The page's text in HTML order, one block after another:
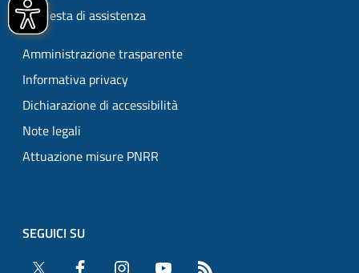
Richiesta di assistenza
Amministrazione trasparente
Informativa privacy
Dichiarazione di accessibilità
Note legali
Attuazione misure PNRR
SEGUICI SU
Twitter
Facebook Instagram YouTube